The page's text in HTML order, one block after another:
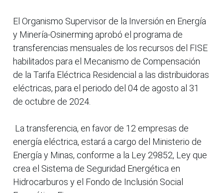
El Organismo Supervisor de la Inversión en Energía
y Minería-Osinerming aprobó el programa de
transferencias mensuales de los recursos del FISE
habilitados para el Mecanismo de Compensación
de la Tarifa Eléctrica Residencial a las distribuidoras
eléctricas, para el periodo del 04 de agosto al 31
de octubre de 2024.
La transferencia, en favor de 12 empresas de
energía eléctrica, estará a cargo del Ministerio de
Energía y Minas, conforme a la Ley 29852, Ley que
crea el Sistema de Seguridad Energética en
Hidrocarburos y el Fondo de Inclusión Social